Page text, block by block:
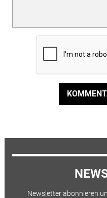
Newsletter abonnieren